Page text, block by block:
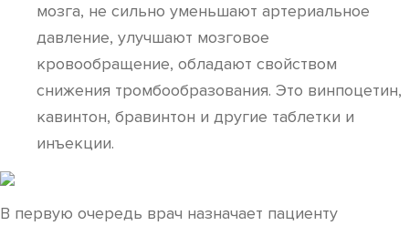
мозга, не сильно уменьшают артериальное
давление, улучшают мозговое
кровообращение, обладают свойством
снижения тромбообразования. Это винпоцетин,
кавинтон, бравинтон и другие таблетки и
инъекции.
В первую очередь врач назначает пациенту